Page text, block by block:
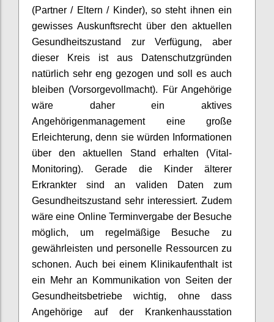
(Partner / Eltern / Kinder), so steht ihnen ein
gewisses Auskunftsrecht über den aktuellen
Gesundheitszustand zur Verfügung, aber
dieser Kreis ist aus Datenschutzgründen
natürlich sehr eng gezogen und soll es auch
bleiben (Vorsorgevollmacht).
Für Angehörige
wäre daher ein aktives
Angehörigenmanagement eine große
Erleichterung, denn sie würden Informationen
über den aktuellen Stand erhalten (Vital-
Monitoring). Gerade die Kinder älterer
Erkrankter sind an validen Daten zum
Gesundheitszustand sehr interessiert. Zudem
wäre eine Online Terminvergabe der Besuche
möglich, umregelmäßige Besuche zu
gewährleisten und personelle Ressourcen zu
schonen. Auch bei einem Klinikaufenthalt ist
ein Mehr an Kommunikation von Seiten der
Gesundheitsbetriebe wichtig, ohnedass
Angehörige
auf der Krankenhausstation